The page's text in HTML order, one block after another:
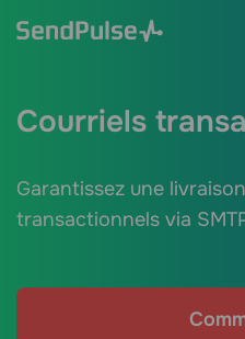
Courriels
Garantissez une
transactionnels via